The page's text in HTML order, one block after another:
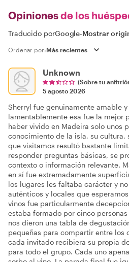
Opinionesde los
Traducido porGoogle-Mostrar
Ordenar por:
Unknown
(Sobre tu
5 agosto 2026
Sherryl fue genuinamente amable
lamentablemente esa fue la mejor
haber vivido en Madeira solo unos
conocimiento de la isla, su cultura,
que visitamos resultó bastante
responder preguntas básicas, se
contexto o información relevante.
en sí fue extremadamente
los lugares les faltaba carácter y
auténticos y locales que
vinos fue particularmente
estaba formado por cinco
nos dieron una tabla de
pequeñas para compartir entre los
cada invitado recibiera su propia
para todo el grupo. Cada uno